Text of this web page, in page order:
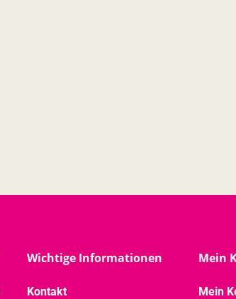
Wichtige Informationen
Kontakt
Mein
Mein